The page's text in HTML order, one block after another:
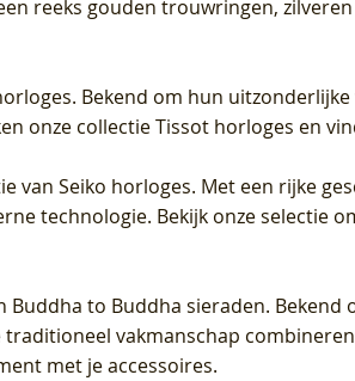
reeks gouden trouwringen,
Bekend om hun
onze collectie Tissot horloges en
van Seiko horloges. Met een rijke
technologie. Bekijk onze selectie
Buddha to Buddha sieraden.
vakmanschap
met je accessoires.